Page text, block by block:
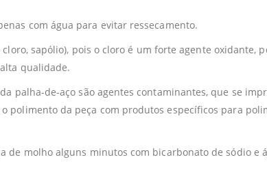
com água para evitar ressecamento.
sapólio), pois o cloro é um forte agente oxidante,
qualidade.
palha-de-aço são agentes contaminantes, que se
polimento da peça com produtos específicos para
de molho alguns minutos com bicarbonato de sódio e